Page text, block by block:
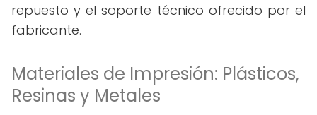
repuesto y el soporte técnico ofrecido por el
fabricante.
Materiales de Impresión: Plásticos,
Resinas y Metales